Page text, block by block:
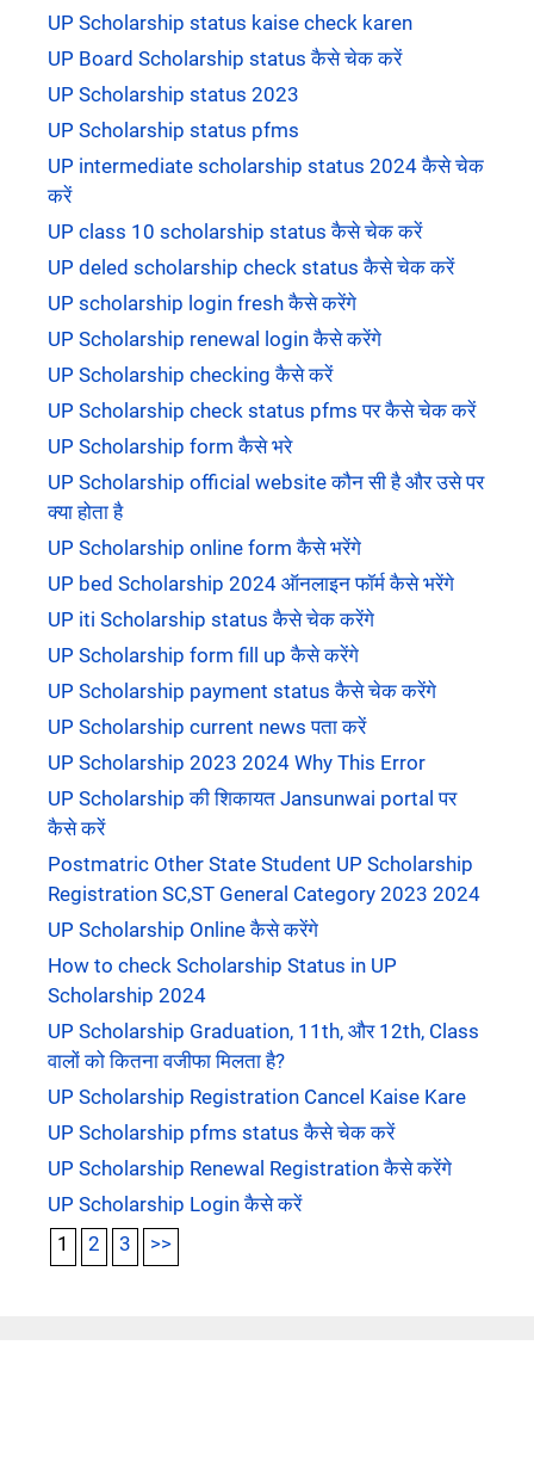
UP Scholarship status kaise check karen
UP Board Scholarship status कैसे चेक करें
UP Scholarship status 2023
UP Scholarship status pfms
UP intermediate scholarship status 2024 कैसे चेक
करें
UP class 10 scholarship status कैसे चेक करें
UP deled scholarship check status कैसे चेक करें
UP scholarship login fresh कैसे करेंगे
UP Scholarship renewal login कैसे करेंगे
UP Scholarship checking कैसे करें
UP Scholarship check status pfms पर कैसे चेक करें
UP Scholarship form कैसे भरे
UP Scholarship official website कौन सी है और उसे पर
क्या होता है
UP Scholarship online form कैसे भरेंगे
UP bed Scholarship 2024 ऑनलाइन फॉर्म कैसे भरेंगे
UP iti Scholarship status कैसे चेक करेंगे
UP Scholarship form fill up कैसे करेंगे
UP Scholarship payment status कैसे चेक करेंगे
UP Scholarship current news पता करें
UP Scholarship 2023 2024 Why This Error
UP Scholarship की शिकायत Jansunwai portal पर
कैसे करें
Postmatric Other State Student UP Scholarship
Registration SC,ST General Category 2023 2024
UP Scholarship Online कैसे करेंगे
How to check Scholarship Status in UP
Scholarship 2024
UP Scholarship Graduation, 11th, और 12th, Class
वालों को कितना वजीफा मिलता है?
UP Scholarship Registration Cancel Kaise Kare
UP Scholarship pfms status कैसे चेक करें
UP Scholarship Renewal Registration कैसे करेंगे
UP Scholarship Login कैसे करें
1
2 3 >>